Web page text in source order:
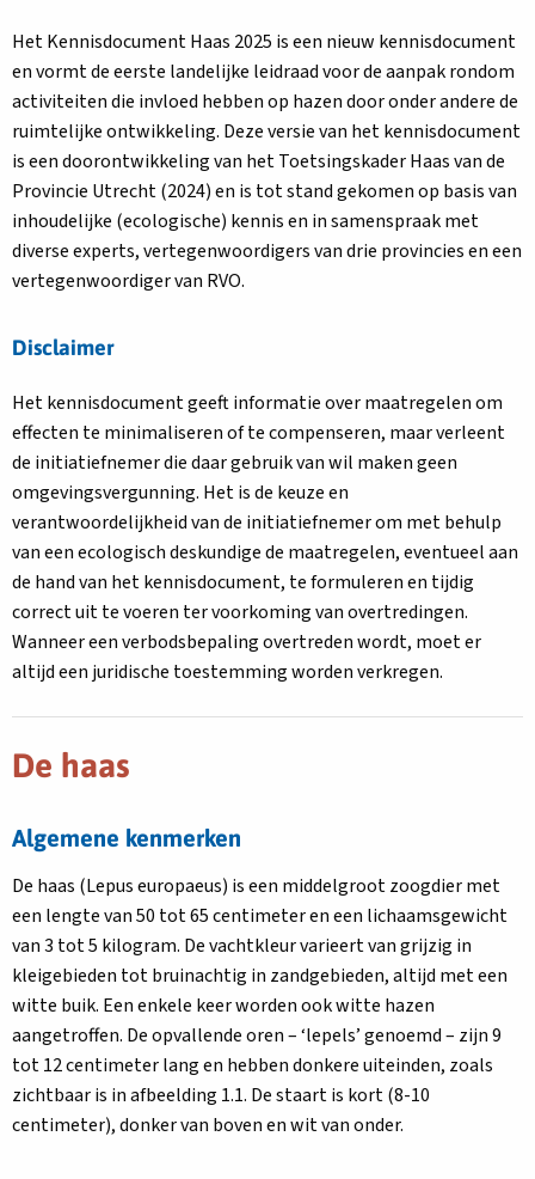
Het Kennisdocument Haas 2025 is een nieuw kennisdocument
en vormt de eerste landelijke leidraad voor de aanpak rondom
activiteiten die invloed hebben op hazen door onder andere de
ruimtelijke ontwikkeling. Deze versie van het kennisdocument
is een doorontwikkeling van het Toetsingskader Haas van de
Provincie Utrecht (2024) en is tot stand gekomen op basis van
inhoudelijke (ecologische) kennis en in samenspraak met
diverse experts, vertegenwoordigers van drie provincies en een
vertegenwoordiger van RVO.
Disclaimer
Het kennisdocument geeft informatie over maatregelen om
effecten te minimaliseren of te compenseren, maar verleent
de initiatiefnemer die daar gebruik van wil maken geen
omgevingsvergunning. Het is de keuze en
verantwoordelijkheid van de initiatiefnemer om met behulp
van een ecologisch deskundige de maatregelen, eventueel aan
de hand van het kennisdocument, te formuleren en tijdig
correct uit te voeren ter voorkoming van overtredingen.
Wanneer een verbodsbepaling overtreden wordt, moet er
altijd een juridische toestemming worden verkregen.
De haas
Algemene kenmerken
De haas (Lepus europaeus) is een middelgroot zoogdier met
een lengte van 50 tot 65 centimeter en een lichaamsgewicht
van 3 tot 5 kilogram. De vachtkleur varieert van grijzig in
kleigebieden tot bruinachtig in zandgebieden, altijd met een
witte buik. Een enkele keer worden ook witte hazen
aangetroffen. De opvallende oren – ‘lepels’ genoemd – zijn 9
tot 12 centimeter lang en hebben donkere uiteinden, zoals
zichtbaar is in afbeelding 1.1. De staart is kort (8-10
centimeter), donker van boven en wit van onder.